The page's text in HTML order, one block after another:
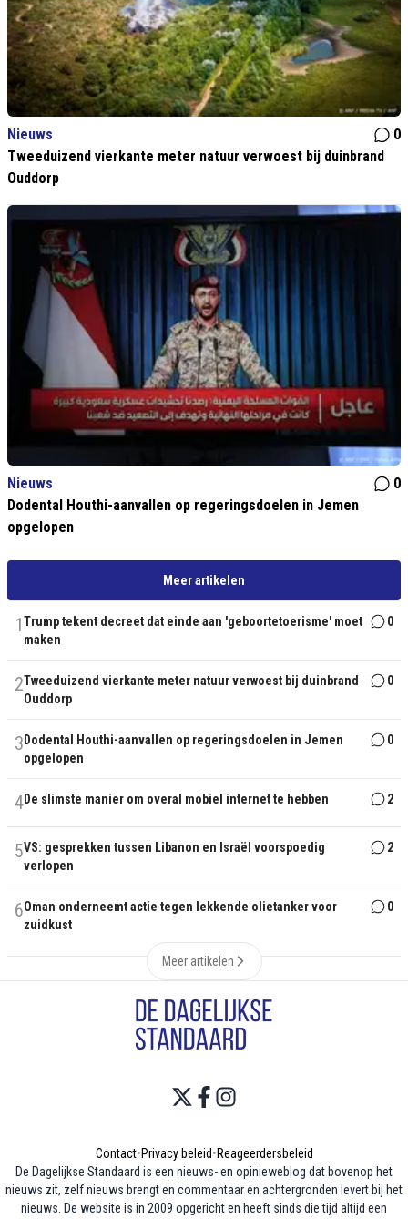
Nieuws
0
Tweeduizend vierkante meter natuur verwoest bij duinbrand
Ouddorp
Nieuws
0
Dodental Houthi-aanvallen op regeringsdoelen in Jemen
opgelopen
Meer artikelen
1 Trump tekent decreet dat einde aan 'geboortetoerisme' moet
maken
0
2Tweeduizend vierkante meter natuur verwoest bij duinbrand
Ouddorp
0
3 Dodental Houthi-aanvallen op regeringsdoelen in Jemen
opgelopen
0
4De slimste manier om overal mobiel internet te hebben 2
5VS: gesprekken tussen Libanon en Israël voorspoedig
verlopen
2
6Oman onderneemt actie tegen lekkende olietanker voor
zuidkust
0
Meer artikelen
Contact•Privacy beleid•Reageerdersbeleid
De Dagelijkse Standaard is een nieuws- en opinieweblog dat bovenop het
nieuws zit, zelf nieuws brengt en commentaar en achtergronden levert bij het
nieuws. De website is in 2009 opgericht en heeft sinds die tijd altijd een